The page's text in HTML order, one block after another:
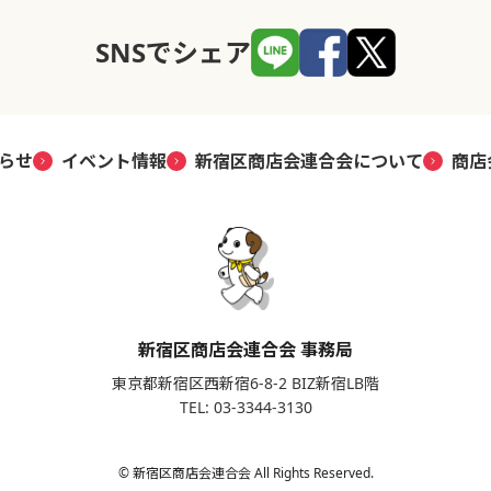
SNSでシェア
せ イベント情報 新宿区商店会連合会について 商
新宿区商店会連合会 事務局
東京都新宿区西新宿6-8-2 BIZ新宿LB階
TEL: 03-3344-3130
© 新宿区商店会連合会 All Rights Reserved.